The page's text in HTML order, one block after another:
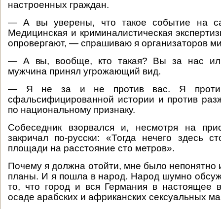
настроенных граждан.
— А вы уверены, что такое событие на
Медицинская и криминалистическая
опровергают, — спрашиваю я организаторов
— А вы, вообще, кто такая? Вы за нас
мужчина принял угрожающий вид.
— Я не за и не против вас. Я против
сфальсифицированной истории и против
по национальному признаку.
Собеседник взорвался и, несмотря на
закричал по-русски: «Тогда нечего здесь
площади на расстояние сто метров».
Почему я должна отойти, мне было непонятно
планы. И я пошла в народ. Народ шумно
то, что город и вся Германия в настоящее
осаде арабских и африканских сексуальных